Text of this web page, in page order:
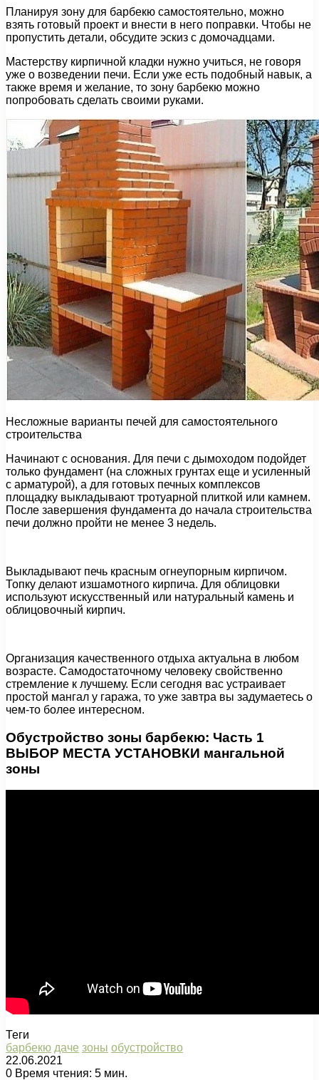
Планируя зону для барбекю самостоятельно, можно
взять готовый проект и внести в него поправки. Чтобы не
пропустить детали, обсудите эскиз с домочадцами.
Мастерству кирпичной кладки нужно учиться, не говоря
уже о возведении печи. Если уже есть подобный навык, а
также время и желание, то зону барбекю можно
попробовать сделать своими руками.
Несложные варианты печей для самостоятельного
строительства
Начинают с основания. Для печи с дымоходом подойдет
только фундамент (на сложных грунтах еще и усиленный
с арматурой), а для готовых печных комплексов
площадку выкладывают тротуарной плиткой или камнем.
После завершения фундамента до начала строительства
печи должно пройти не менее 3 недель.
Выкладывают печь красным огнеупорным кирпичом.
Топку делают изшамотного кирпича. Для облицовки
используют искусственный или натуральный камень и
облицовочный кирпич.
Организация качественного отдыха актуальна в любом
возрасте. Самодостаточному человеку свойственно
стремление к лучшему. Если сегодня вас устраивает
простой мангал у гаража, то уже завтра вы задумаетесь о
чем-то более интересном.
Обустройство зоны барбекю: Часть 1
ВЫБОР МЕСТА УСТАНОВКИ мангальной
зоны
Теги
барбекю даче зоны обустройство
22.06.2021
0 Время чтения: 5 мин.